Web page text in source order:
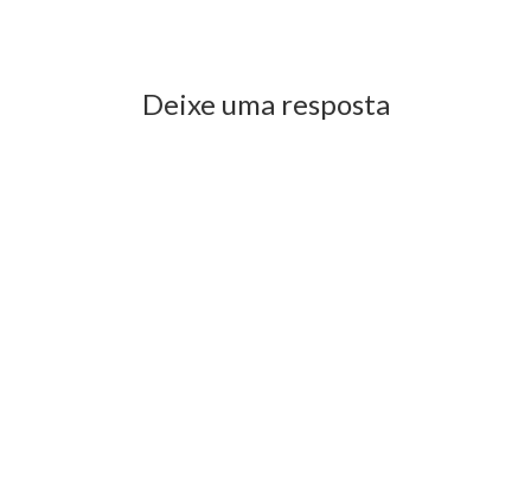
Deixe uma resposta